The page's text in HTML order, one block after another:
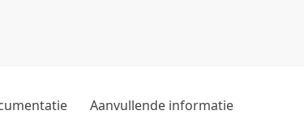
Aanvullende informatie